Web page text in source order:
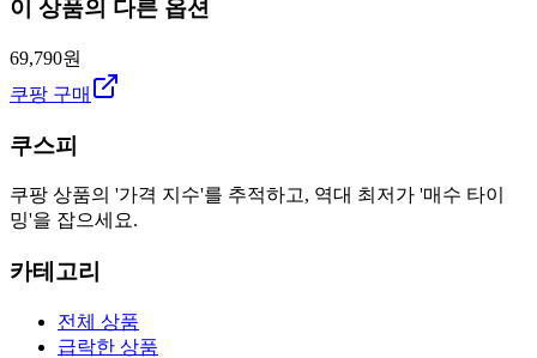
이 상품의 다른 옵션
69,790원
쿠팡 구매
쿠스피
쿠팡 상품의 '가격 지수'를 추적하고, 역대 최저가 '매수 타이
밍'을 잡으세요.
카테고리
전체 상품
급락한 상품